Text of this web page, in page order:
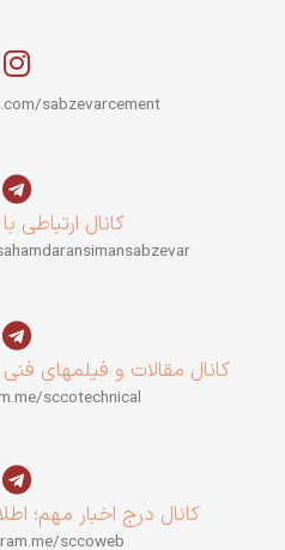
sabzevarcement
کانال ارتباطی
کانال مقالات و فیلمهای
sccotechnical
کانال درج اخبار مهم؛
sccoweb